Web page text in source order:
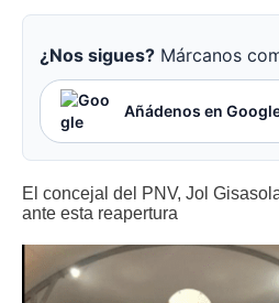
¿Nos sigues? Márcanos
Añádenos en
El concejal del PNV, Jol
ante esta reapertura